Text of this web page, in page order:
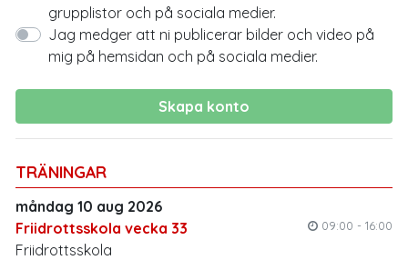
TRÄNINGAR
måndag 10 aug 2026
Friidrottsskola vecka 33
09:00 - 16:00
Friidrottsskola
Här (länk)hittar du våra värdegrund
Här (länk)hittar du våra verksamhetsplan
För att föreningen ska kunna bedriva sin verksamhet
som medlemmarna önskar och krav inom
idrottsrörelsen behandlas personuppgifter
nödvändiga för olika ändamål kopplade till
verksamheten på ett säkert sätt i enlighet med vår
Integritetspolicy och GDPR.
grupplistor och på sociala medier.
Jag medger att ni publicerar bilder och video på
mig på hemsidan och på sociala medier.
Skapa konto